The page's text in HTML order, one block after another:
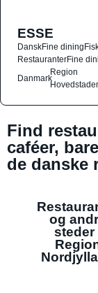
ESSE
DanskFine dining
RestauranterFine
Danmark
Region
Find
caféer,
de danske
og
steder